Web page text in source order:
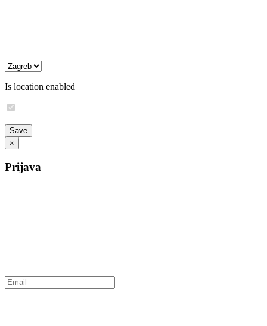
Is location enabled
×
Prijava